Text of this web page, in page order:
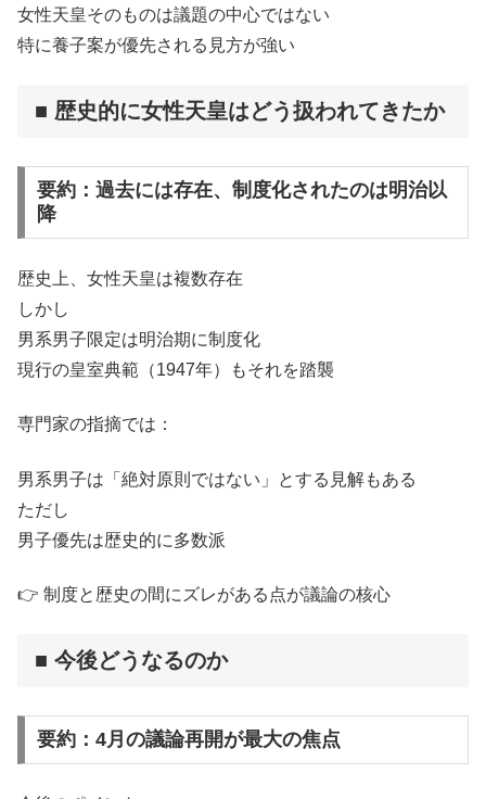
女性天皇そのものは議題の中心ではない
特に養子案が優先される見方が強い
■ 歴史的に女性天皇はどう扱われてきたか
要約：過去には存在、制度化されたのは明治以
降
歴史上、女性天皇は複数存在
しかし
男系男子限定は明治期に制度化
現行の皇室典範（1947年）もそれを踏襲
専門家の指摘では：
男系男子は「絶対原則ではない」とする見解もある
ただし
男子優先は歴史的に多数派
👉 制度と歴史の間にズレがある点が議論の核心
■ 今後どうなるのか
要約：4月の議論再開が最大の焦点